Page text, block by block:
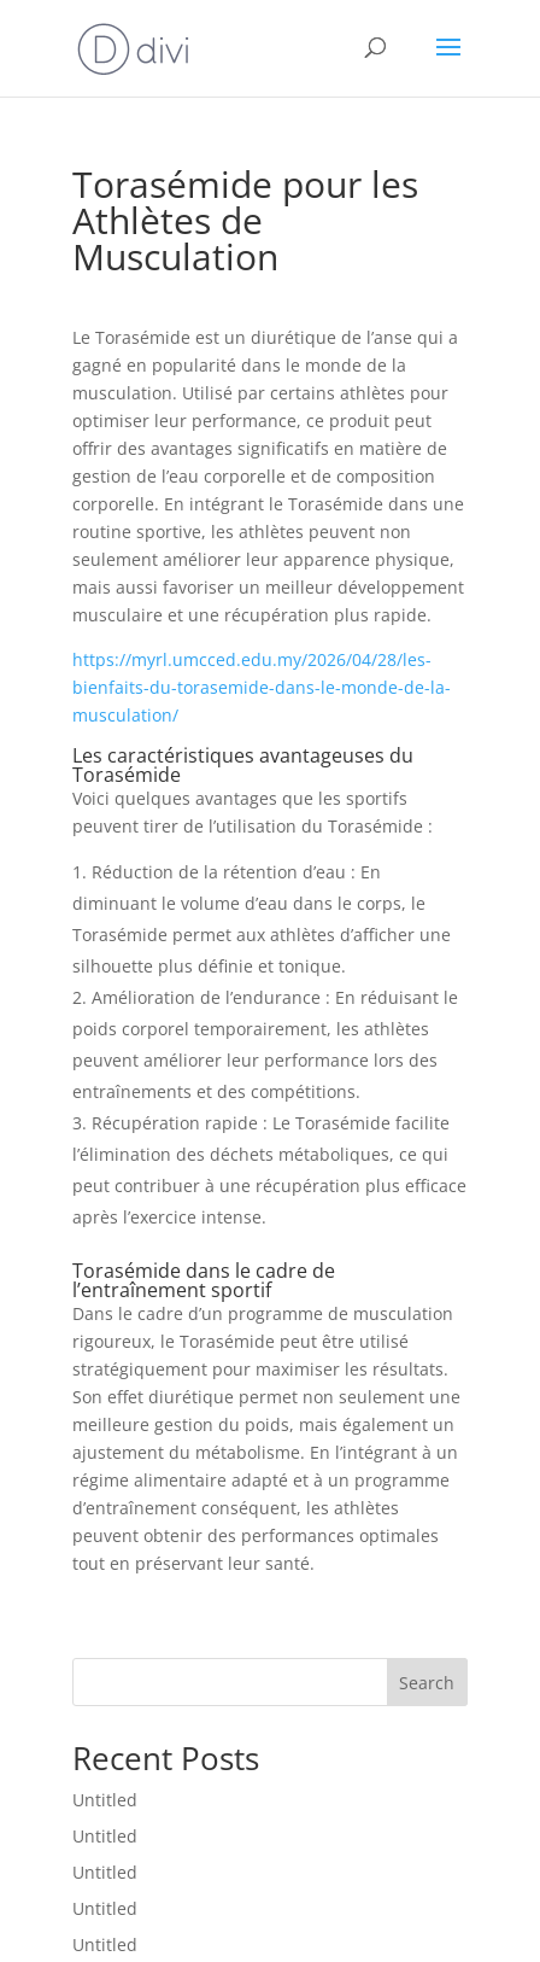
Torasémide pour les
Athlètes de
Musculation
Le Torasémide est un diurétique de l’anse qui a
gagné en popularité dans le monde de la
musculation. Utilisé par certains athlètes pour
optimiser leur performance, ce produit peut
offrir des avantages significatifs en matière de
gestion de l’eau corporelle et de composition
corporelle. En intégrant le Torasémide dans une
routine sportive, les athlètes peuvent non
seulement améliorer leur apparence physique,
mais aussi favoriser un meilleur développement
musculaire et une récupération plus rapide.
https://myrl.umcced.edu.my/2026/04/28/les-
bienfaits-du-torasemide-dans-le-monde-de-la-
musculation/
Les caractéristiques avantageuses du
Torasémide
Voici quelques avantages que les sportifs
peuvent tirer de l’utilisation du Torasémide :
Réduction de la rétention d’eau : En
diminuant le volume d’eau dans le corps, le
Torasémide permet aux athlètes d’afficher une
silhouette plus définie et tonique.
Amélioration de l’endurance : En réduisant le
poids corporel temporairement, les athlètes
peuvent améliorer leur performance lors des
entraînements et des compétitions.
Récupération rapide : Le Torasémide facilite
l’élimination des déchets métaboliques, ce qui
peut contribuer à une récupération plus efficace
après l’exercice intense.
Torasémide dans le cadre de
l’entraînement sportif
Dans le cadre d’un programme de musculation
rigoureux, le Torasémide peut être utilisé
stratégiquement pour maximiser les résultats.
Son effet diurétique permet non seulement une
meilleure gestion du poids, mais également un
ajustement du métabolisme. En l’intégrant à un
régime alimentaire adapté et à un programme
d’entraînement conséquent, les athlètes
peuvent obtenir des performances optimales
tout en préservant leur santé.
Search
Recent Posts
Untitled
Untitled
Untitled
Untitled
Untitled